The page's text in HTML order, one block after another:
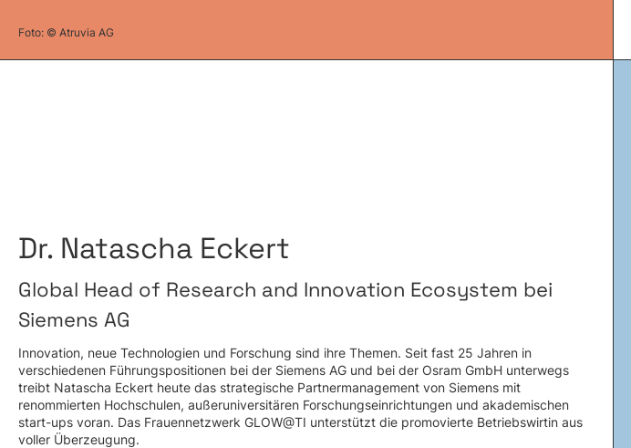
Foto: © Atruvia AG
Dr. Natascha Eckert
Global Head of Research and Innovation Ecosystem bei
Siemens AG
Innovation, neue Technologien und Forschung sind ihre Themen. Seit fast 25 Jahren in
verschiedenen Führungspositionen bei der Siemens AG und bei der Osram GmbH unterwegs
treibt Natascha Eckert heute das strategische Partnermanagement von Siemens mit
renommierten Hochschulen, außeruniversitären Forschungseinrichtungen und akademischen
start-ups voran. Das Frauennetzwerk GLOW@TI unterstützt die promovierte Betriebswirtin aus
voller Überzeugung.